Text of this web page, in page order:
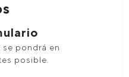
se pondrá en
posible.